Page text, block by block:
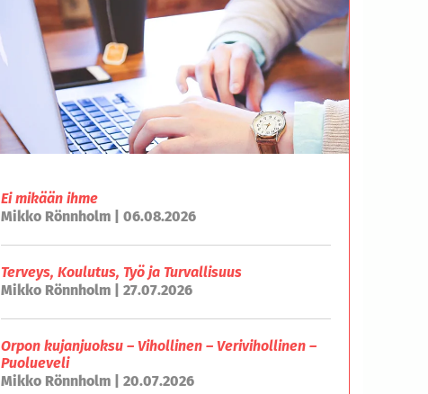
Ei mikään ihme
Mikko Rönnholm | 06.08.2026
Terveys, Koulutus, Työ ja Turvallisuus
Mikko Rönnholm | 27.07.2026
Orpon kujanjuoksu – Vihollinen – Verivihollinen –
Puolueveli
Mikko Rönnholm | 20.07.2026